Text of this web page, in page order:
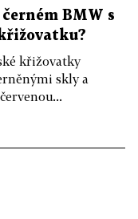
BMW s
křižovatky
skly a